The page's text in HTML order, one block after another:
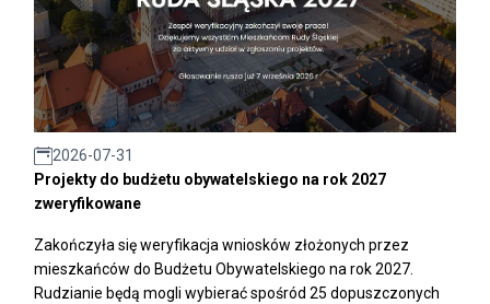
2026-07-31
Projekty do budżetu obywatelskiego na rok 2027
zweryfikowane
Zakończyła się weryfikacja wniosków złożonych przez
mieszkańców do Budżetu Obywatelskiego na rok 2027.
Rudzianie będą mogli wybierać spośród 25 dopuszczonych